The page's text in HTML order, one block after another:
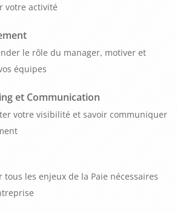
votre activité
le rôle du manager, motiver et
équipes
et Communication
votre visibilité et savoir communiquer
tous les enjeux de la Paie nécessaires